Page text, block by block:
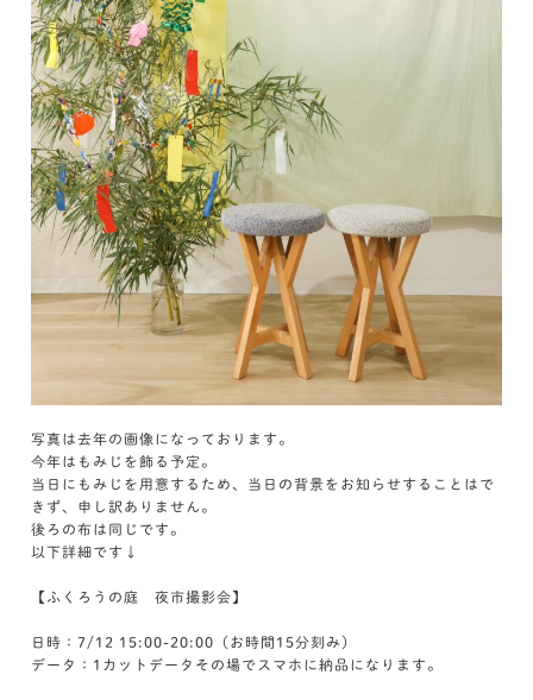
写真は去年の画像になっております。
今年はもみじを飾る予定。
当日にもみじを用意するため、当日の背景をお知らせすることはで
きず、申し訳ありません。
後ろの布は同じです。
以下詳細です↓
【ふくろうの庭 夜市撮影会】
日時：7/12 15:00-20:00（お時間15分刻み）
データ：1カットデータその場でスマホに納品になります。